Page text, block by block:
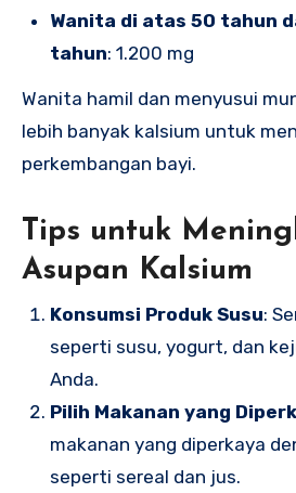
Wanita di atas 50 tahun
tahun: 1.200 mg
Wanita hamil dan menyusui
lebih banyak kalsium untuk
perkembangan bayi.
Tips untuk
Asupan Kalsium
Konsumsi Produk Susu:
seperti susu, yogurt, dan
Anda.
Pilih Makanan yang
makanan yang diperkaya
seperti sereal dan jus.